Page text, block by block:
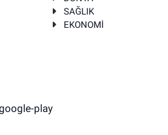
SAĞLIK
EKONOMİ